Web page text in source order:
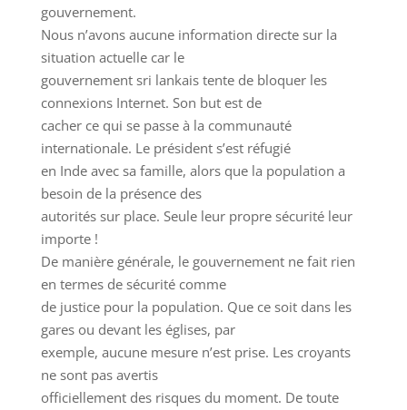
gouvernement.
Nous n’avons aucune information directe sur la
situation actuelle car le
gouvernement sri lankais tente de bloquer les
connexions Internet. Son but est de
cacher ce qui se passe à la communauté
internationale. Le président s’est réfugié
en Inde avec sa famille, alors que la population a
besoin de la présence des
autorités sur place. Seule leur propre sécurité leur
importe !
De manière générale, le gouvernement ne fait rien
en termes de sécurité comme
de justice pour la population. Que ce soit dans les
gares ou devant les églises, par
exemple, aucune mesure n’est prise. Les croyants
ne sont pas avertis
officiellement des risques du moment. De toute